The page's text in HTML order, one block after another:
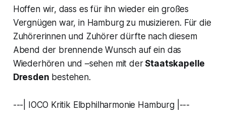
Hoffen wir, dass es für ihn wieder ein großes
Vergnügen war, in Hamburg zu musizieren. Für die
Zuhörerinnen und Zuhörer dürfte nach diesem
Abend der brennende Wunsch auf ein das
Wiederhören und –sehen mit derStaatskapelle
Dresden bestehen.
---| IOCO Kritik Elbphilharmonie Hamburg |---